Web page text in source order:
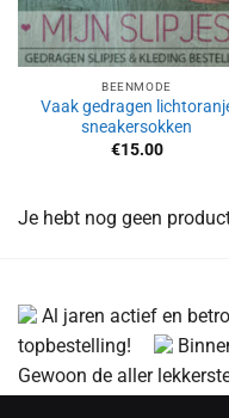
BEENMODE
Vaak gedragen
sneakersokken
€15.00
Je hebt nog geen
Al jaren actief en
topbestelling!
Gewoon de aller